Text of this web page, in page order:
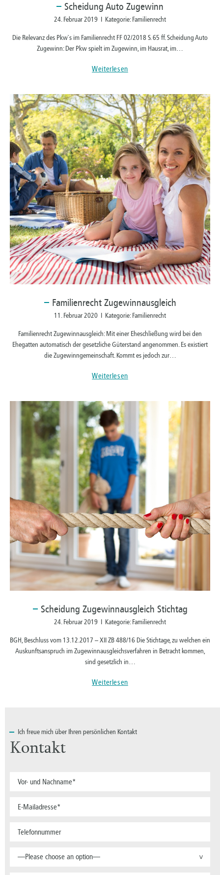
Scheidung Auto Zugewinn
24. Februar 2019 I Kategorie: Familienrecht
Die Relevanz des Pkw`s im Familienrecht FF 02/2018 S. 65 ff. Scheidung Auto
Zugewinn: Der Pkw spielt im Zugewinn, im Hausrat, im…
Weiterlesen
FamilienrechtZugewinnausgleich
11. Februar 2020 I Kategorie: Familienrecht
Familienrecht Zugewinnausgleich: Mit einer Eheschließung wird bei den
Ehegatten automatisch der gesetzliche Güterstand angenommen. Es existiert
die Zugewinngemeinschaft. Kommt es jedoch zur…
Weiterlesen
Scheidung Zugewinnausgleich Stichtag
24. Februar 2019 I Kategorie: Familienrecht
BGH, Beschluss vom 13.12.2017 – XII ZB 488/16 Die Stichtage, zu welchen ein
Auskunftsanspruch im Zugewinnausgleichsverfahren in Betracht kommen,
sind gesetzlich in…
Weiterlesen
Ich freue mich über Ihren persönlichen Kontakt
Kontakt
—Please choose an option— >